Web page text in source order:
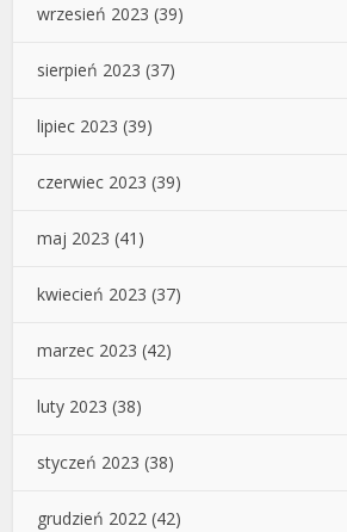
wrzesień 2023 (39)
sierpień 2023 (37)
lipiec 2023 (39)
czerwiec 2023 (39)
maj 2023 (41)
kwiecień 2023 (37)
marzec 2023 (42)
luty 2023 (38)
styczeń 2023 (38)
grudzień 2022 (42)